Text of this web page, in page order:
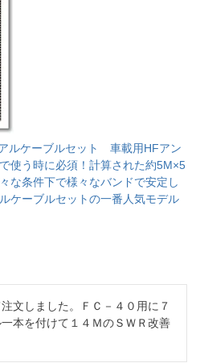
ルケーブルセット 車載用HFアン
使う時に必須！計算された約5M×5
な条件下で様々なバンドで安定し
ケーブルセットの一番人気モデル
文しました。ＦＣ－４０用に７
本を付けて１４ＭのＳＷＲ改善